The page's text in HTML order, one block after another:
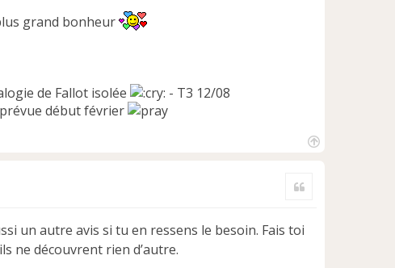
grand bonheur
de Fallot isolée
- T3 12/08
début février
un autre avis si tu en ressens le besoin. Fais toi
ne découvrent rien d’autre.